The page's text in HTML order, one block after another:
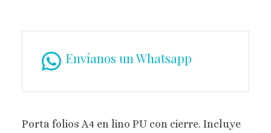
Envíanos un Whatsapp
Porta folios A4 en lino PU con cierre. Incluye